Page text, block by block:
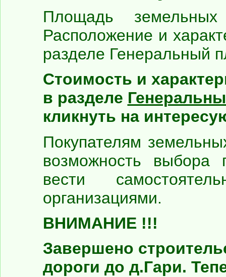
Площадь
Расположение и
разделе Генеральный
Стоимость и
в разделе
кликнуть на
Покупателям
возможность выбора
вести
организациями.
ВНИМАНИЕ !!!
Завершено
дороги до д.Гари.